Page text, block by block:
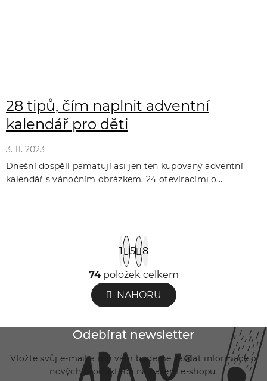
28 tipů, čím naplnit adventní
kalendář pro děti
3. 11. 2023
Dnešní dospělí pamatují asi jen ten kupovaný adventní
kalendář s vánočním obrázkem, 24 otevíracími o...
O
v
l
á
d
a
c
S
t
r
á
n
o
v
á
n
1 5 8
74položek celkem
NAHORU
Odebírat newsletter
Vložte svůj e-mail a my vám budeme zasílat informace o
nových produktech na našem e-shopu.